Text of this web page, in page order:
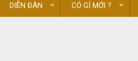
DIỄN ĐÀN CÓ GÌ MỚI ?